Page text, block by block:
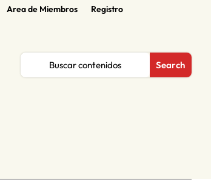
Area de Miembros Registro